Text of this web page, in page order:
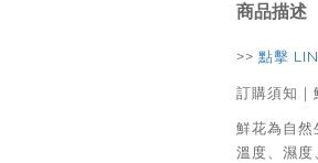
商品描述
>> 點擊
訂購須知｜
鮮花為自
溫度、濕度